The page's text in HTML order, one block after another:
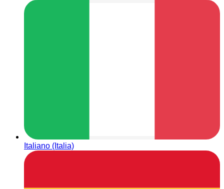
Italiano (Italia)